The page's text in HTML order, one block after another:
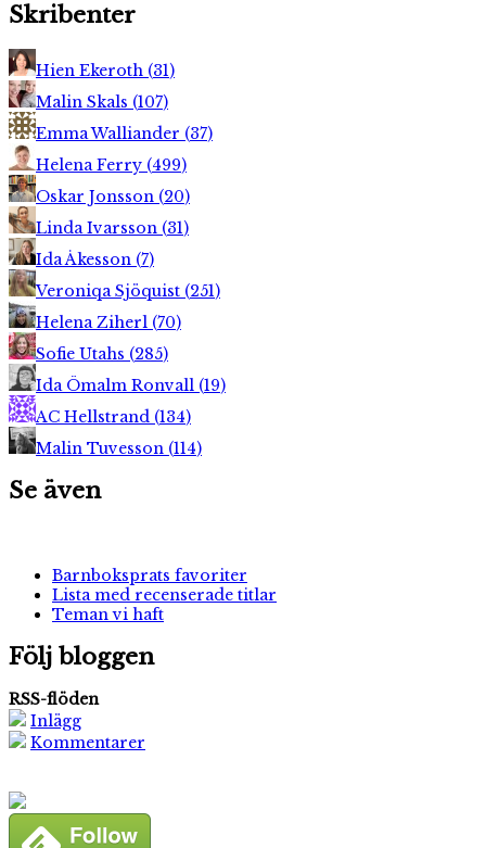
Skribenter
Hien Ekeroth (31)
Malin Skals (107)
Emma Walliander (37)
Helena Ferry (499)
Oskar Jonsson (20)
Linda Ivarsson (31)
Ida Åkesson (7)
Veroniqa Sjöquist (251)
Helena Ziherl (70)
Sofie Utahs (285)
Ida Ömalm Ronvall (19)
AC Hellstrand (134)
Malin Tuvesson (114)
Se även
Barnboksprats favoriter
Lista med recenserade titlar
Teman vi haft
Följ bloggen
RSS-flöden
Inlägg
Kommentarer